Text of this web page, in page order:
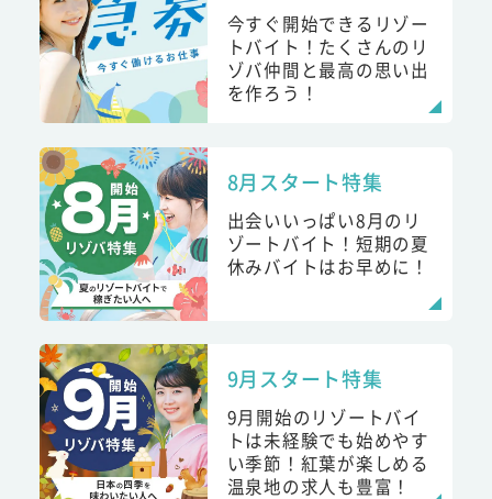
今すぐ開始できるリゾー
トバイト！たくさんのリ
ゾバ仲間と最高の思い出
を作ろう！
8月スタート特集
出会いいっぱい8月のリ
ゾートバイト！短期の夏
休みバイトはお早めに！
9月スタート特集
9月開始のリゾートバイ
トは未経験でも始めやす
い季節！紅葉が楽しめる
温泉地の求人も豊富！